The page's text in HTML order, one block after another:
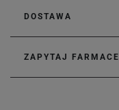
DOSTAWA
ZAPYTAJ